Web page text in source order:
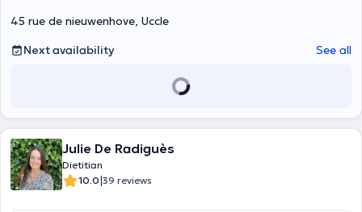
45 rue de nieuwenhove, Uccle
Next availability
See all
Julie De Radiguès
Dietitian
10.0|39 reviews